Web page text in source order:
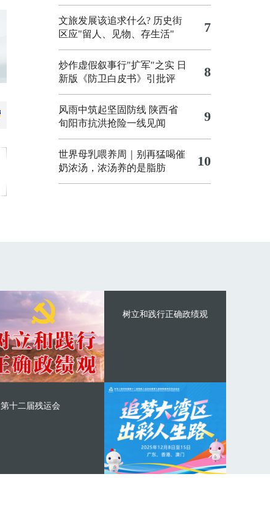
文旅发展该追求什么? 历史街
区应"留人、见物、存生活"
7
炒作虚假叙事行"扩军"之实 日
新版《防卫白皮书》引批评
8
风雨中筑起坚固防线 陕西省
旬阳市抗洪抢险一线见闻
9
世界母乳喂养周｜别再猛喝催
奶浓汤，浓汤养的是脂肪
10
树立和践行正确政绩观
第十二届残运会